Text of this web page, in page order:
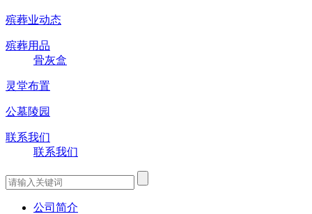
殡葬业动态
殡葬用品
骨灰盒
灵堂布置
公墓陵园
联系我们
联系我们
公司简介